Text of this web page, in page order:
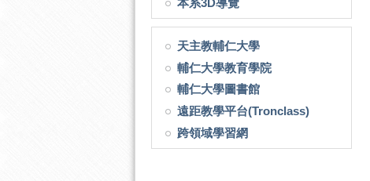
天主教輔仁大學
輔仁大學教育學院
輔仁大學圖書館
遠距教學平台(Tronclass)
跨領域學習網